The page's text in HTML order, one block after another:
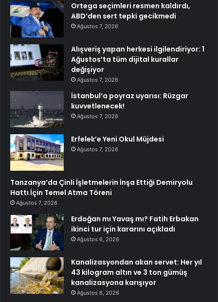
Ortega seçimleri resmen kaldırdı,
ABD’den sert tepki gecikmedi
Ağustos 7, 2026
Alışveriş yapan herkesi ilgilendiriyor: 1
Ağustos’ta tüm dijital kurallar
değişiyor
Ağustos 7, 2026
İstanbul’a poyraz uyarısı: Rüzgar
kuvvetlenecek!
Ağustos 7, 2026
Erfelek’e Yeni Okul Müjdesi
Ağustos 7, 2026
Tanzanya’da Çinli İşletmelerin İnşa Ettiği Demiryolu
Hattı İçin Temel Atma Töreni
Ağustos 7, 2026
Erdoğan mı Yavaş mı? Fatih Erbakan
ikinci tur için kararını açıkladı
Ağustos 6, 2026
Kanalizasyondan akan servet: Her yıl
43 kilogram altın ve 3 ton gümüş
kanalizasyona karışıyor
Ağustos 6, 2026